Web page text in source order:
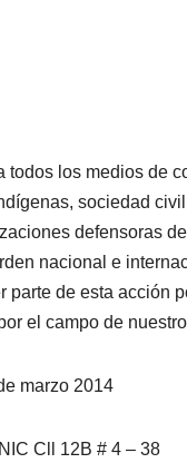
todos los medios de
sociedad
defensoras
nacional e
parte de esta acción
el campo de
marzo 2014
Cll 12B # 4 – 38